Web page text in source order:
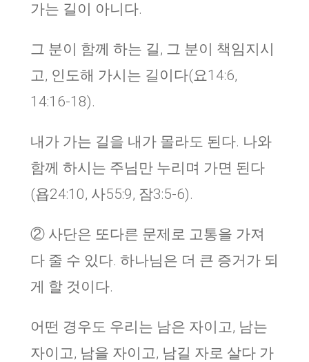
가는 길이 아니다.
그 분이 함께 하는 길, 그 분이 책임지시
고, 인도해 가시는 길이다(요14:6,
14:16-18).
내가 가는 길을 내가 몰라도 된다. 나와
함께 하시는 주님만 누리며 가면 된다
(욥24:10, 사55:9, 잠3:5-6).
② 사단은 또다른 문제로 고통을 가져
다 줄 수 있다. 하나님은 더 큰 증거가 되
게 할 것이다.
어떤 경우도 우리는 남은 자이고, 남는
자이고, 남을 자이고, 남길 자로 살다 가